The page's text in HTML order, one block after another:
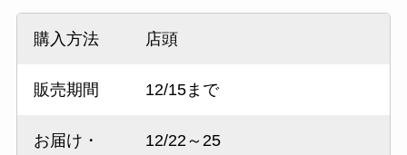
購入方法 店頭
販売期間 12/15まで
お届け・
12/22～25